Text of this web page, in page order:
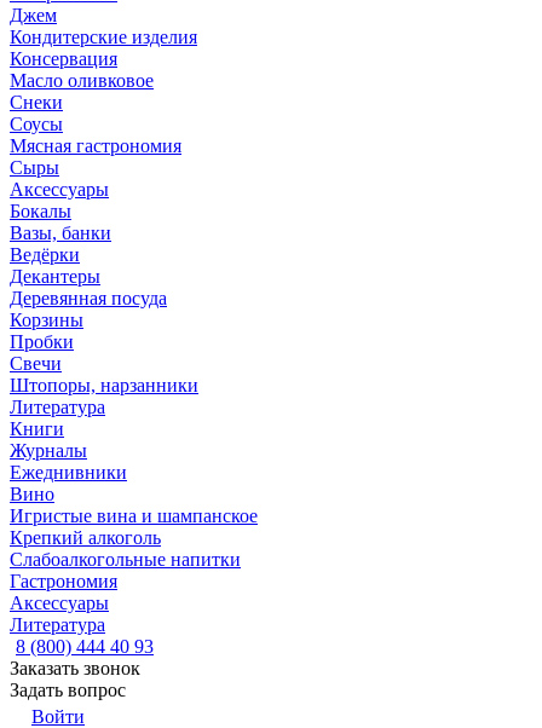
Джем
Кондитерские изделия
Консервация
Масло оливковое
Снеки
Соусы
Мясная гастрономия
Сыры
Аксессуары
Бокалы
Вазы, банки
Ведёрки
Декантеры
Деревянная посуда
Корзины
Пробки
Свечи
Штопоры, нарзанники
Литература
Книги
Журналы
Ежеднивники
Вино
Игристые вина и шампанское
Крепкий алкоголь
Слабоалкогольные напитки
Гастрономия
Аксессуары
Литература
8 (800) 444 40 93
Заказать звонок
Задать вопрос
Войти